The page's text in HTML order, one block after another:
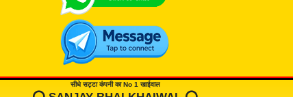
सीधे सट्टा कंपनी का No 1 खाईवाल